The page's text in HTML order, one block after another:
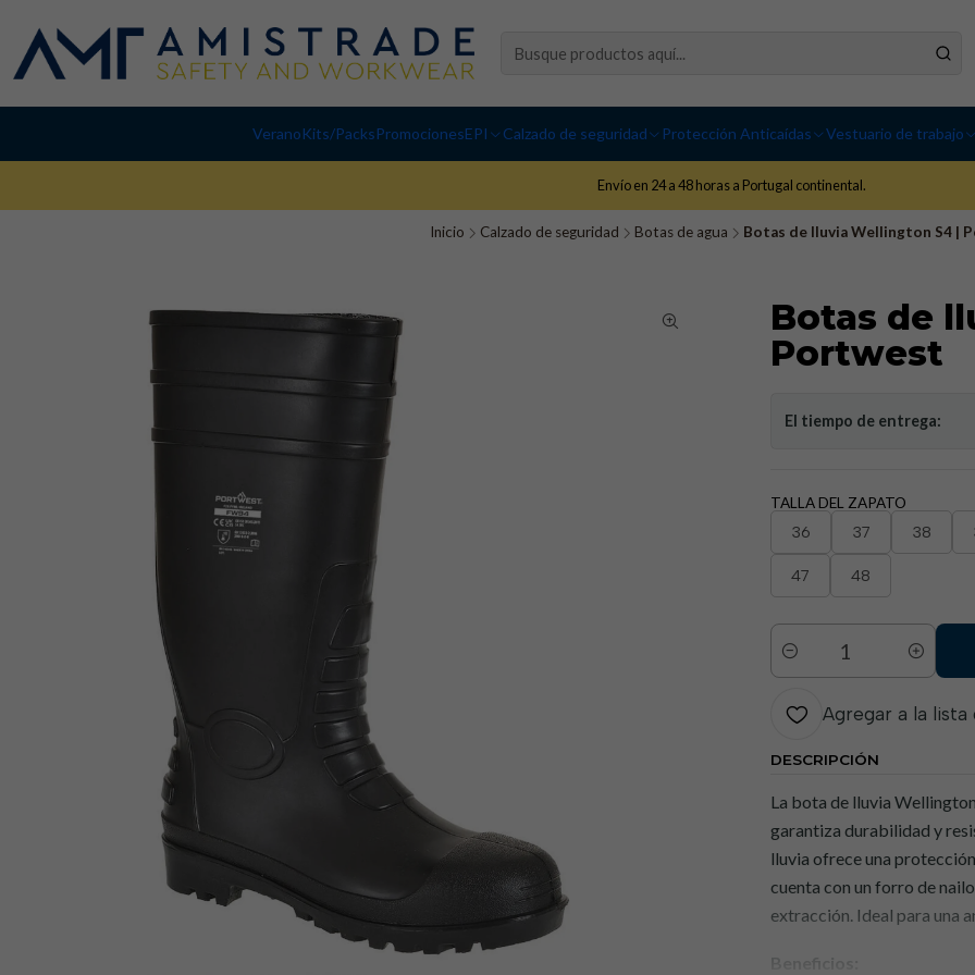
VeranoKits/PacksPromocionesEPI Calzado de seguridad Protección Anticaídas Vestuario de trabajo
Envío en 24 a 48 horas a Portugal continental.
Inicio Calzado de seguridad Botas de agua Botas de lluvia Wellington S4 |
Botas de
Portwest
El tiempo de entrega:
TALLA DEL ZAPATO
36 37 38
47 48
Cantidad
Agregar a la
DESCRIPCIÓN
La bota de lluvia
garantiza durabilidad y
lluvia ofrece una
cuenta con un forro de
extracción. Ideal para una